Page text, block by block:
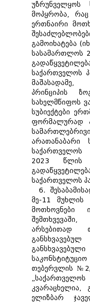
უზრუნველყოს
მოპყრობა,
ერთნაირი
გამოიხატება
სასამართლოს
საქართველოს
მაშასადამე,
პრინციპის
სახელმწიფოს
სუბიექტები
ფორმალურად
არათანაბარი
საქართველოს
2023
საქართველოს
6.
მე-11 მუხლის
არსებითად
თებერვლის №2/
კვარაცხელია,
ელიზბარ